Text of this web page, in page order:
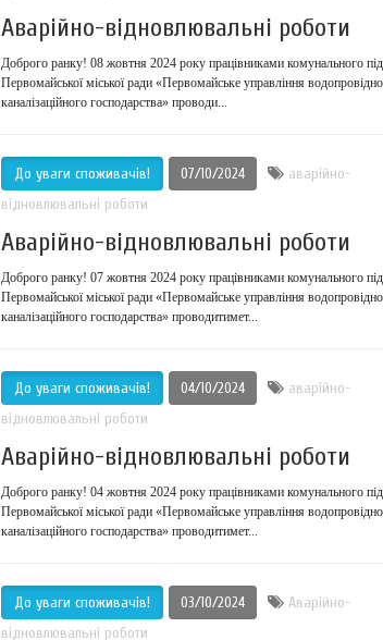
Аварійно-відновлювальні роботи
Доброго ранку! 08 жовтня 2024 року працівниками комунального
Первомайської міської ради «Первомайське управління
каналізаційного господарства» проводи...
До уваги споживачів! 07/10/2024
аварійно-
відновлювальні роботи
Аварійно-відновлювальні роботи
Доброго ранку! 07 жовтня 2024 року працівниками комунального
Первомайської міської ради «Первомайське управління
каналізаційного господарства» проводитимет...
До уваги споживачів! 04/10/2024
аварійно-
відновлювальні роботи
Аварійно-відновлювальні роботи
Доброго ранку! 04 жовтня 2024 року працівниками комунального
Первомайської міської ради «Первомайське управління
каналізаційного господарства» проводитимет...
До уваги споживачів! 03/10/2024
Аварійно-
відновлювальні роботи